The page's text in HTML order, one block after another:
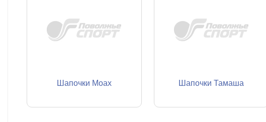
Шапочки Moax Шапочки Тамаша